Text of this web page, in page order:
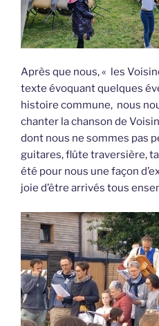
Après que nous, « les
texte évoquant quelques
histoire commune, nous
chanter la chanson de
dont nous ne sommes pas
guitares, flûte traversière,
été pour nous une façon
joie d’être arrivés tous